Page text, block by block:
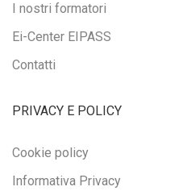
I nostri formatori
Ei-Center EIPASS
Contatti
PRIVACY E POLICY
Cookie policy
Informativa Privacy